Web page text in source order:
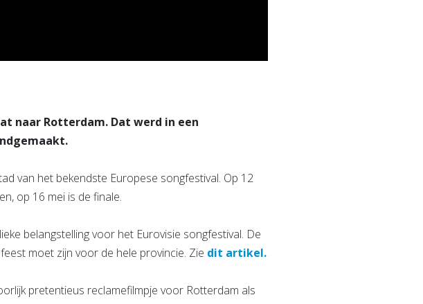
naar Rotterdam. Dat werd in een
van het bekendste Europese songfestival. Op 12
op 16 mei is de finale.
belangstelling voor het Eurovisie songfestival. De
moet zijn voor de hele provincie. Zie dit artikel.
pretentieus reclamefilmpje voor Rotterdam als